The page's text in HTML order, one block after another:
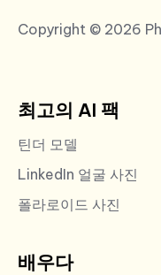
Copyright © 2026
최고의 AI 팩
틴더 모델
LinkedIn 얼굴 사진
폴라로이드 사진
배우다